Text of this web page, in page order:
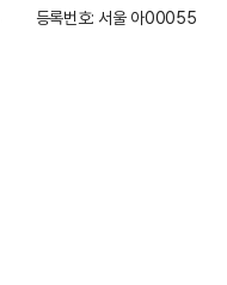
등록번호: 서울 아00055